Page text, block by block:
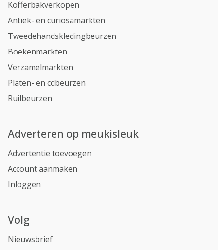
Kofferbakverkopen
Antiek- en curiosamarkten
Tweedehandskledingbeurzen
Boekenmarkten
Verzamelmarkten
Platen- en cdbeurzen
Ruilbeurzen
Adverteren op meukisleuk
Advertentie toevoegen
Account aanmaken
Inloggen
Volg
Nieuwsbrief